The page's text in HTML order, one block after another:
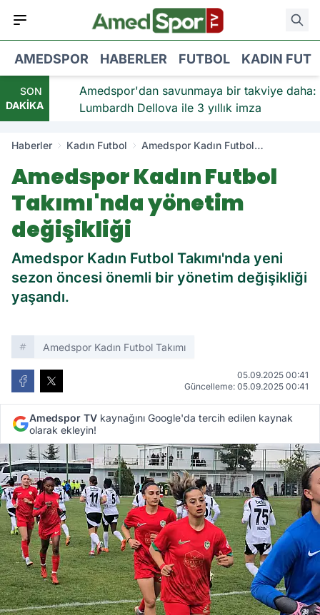
AMEDSPOR HABERLER FUTBOL KADIN
SON
DAKİKA
Amedspor'dan savunmaya bir takviye daha:
Lumbardh Dellova ile 3 yıllık imza
Haberler Kadın Futbol
Amedspor Kadın Futbol
Amedspor Kadın Futbol
Takımı'nda yönetim
değişikliği
Amedspor Kadın Futbol Takımı'nda yeni
sezon öncesi önemli bir yönetim değişikliği
yaşandı.
Amedspor Kadın Futbol Takımı
05.09.2025 00:41
Güncelleme: 05.09.2025 00:41
Amedspor TV kaynağını Google'da tercih edilen kaynak
olarak ekleyin!